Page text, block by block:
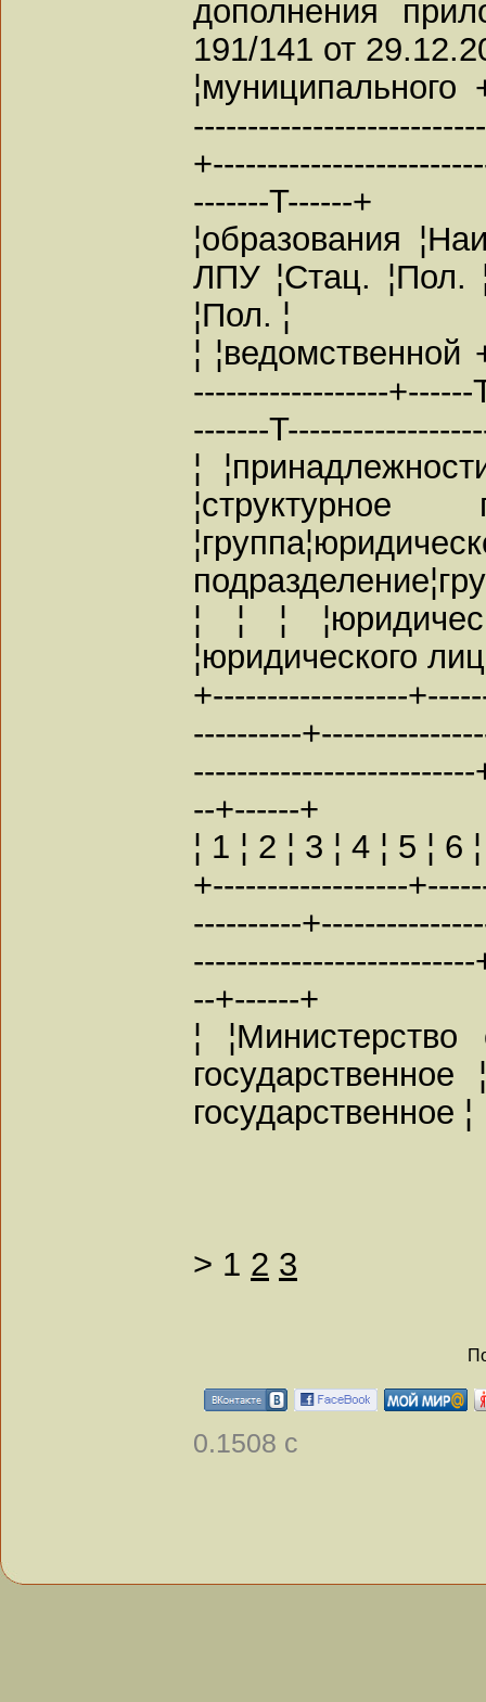
дополнения
191/141 от
¦муниципального
-------T------+
¦образования
ЛПУ ¦Стац. ¦Пол.
¦Пол. ¦
¦ ¦ведомственной
------------------
-------
¦
¦структурное
¦ ¦ ¦
¦юридического
+------------------
----------
--+------+
¦ 1 ¦ 2 ¦ 3 ¦ 4 ¦ 5 ¦ 6
+------------------
----------
--+------+
¦
государственное ¦
> 1 2 3
0.1508 с